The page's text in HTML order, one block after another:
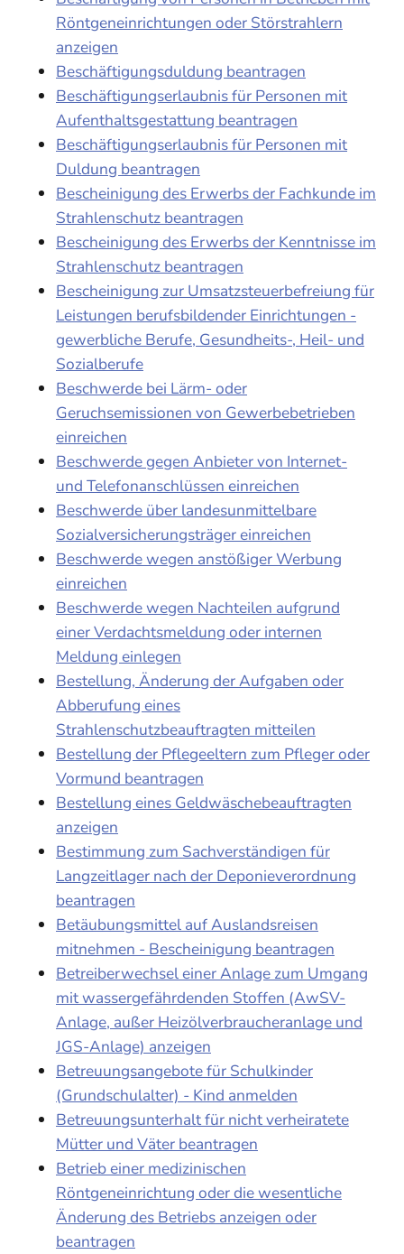
Röntgeneinrichtungen oder Störstrahlern
anzeigen
Beschäftigungsduldung beantragen
Beschäftigungserlaubnis für Personen mit
Aufenthaltsgestattung beantragen
Beschäftigungserlaubnis für Personen mit
Duldung beantragen
Bescheinigung des Erwerbs der Fachkunde im
Strahlenschutz beantragen
Bescheinigung des Erwerbs der Kenntnisse im
Strahlenschutz beantragen
Bescheinigung zur Umsatzsteuerbefreiung für
Leistungen berufsbildender Einrichtungen -
gewerbliche Berufe, Gesundheits-, Heil- und
Sozialberufe
Beschwerde bei Lärm- oder
Geruchsemissionen von Gewerbebetrieben
einreichen
Beschwerde gegen Anbieter von Internet-
und Telefonanschlüssen einreichen
Beschwerde über landesunmittelbare
Sozialversicherungsträger einreichen
Beschwerde wegen anstößiger Werbung
einreichen
Beschwerde wegen Nachteilen aufgrund
einer Verdachtsmeldung oder internen
Meldung einlegen
Bestellung, Änderung der Aufgaben oder
Abberufung eines
Strahlenschutzbeauftragten mitteilen
Bestellung der Pflegeeltern zum Pfleger oder
Vormund beantragen
Bestellung eines Geldwäschebeauftragten
anzeigen
Bestimmung zum Sachverständigen für
Langzeitlager nach der Deponieverordnung
beantragen
Betäubungsmittel auf Auslandsreisen
mitnehmen - Bescheinigung beantragen
Betreiberwechsel einer Anlage zum Umgang
mit wassergefährdenden Stoffen (AwSV-
Anlage, außer Heizölverbraucheranlage und
JGS-Anlage) anzeigen
Betreuungsangebote für Schulkinder
(Grundschulalter) - Kind anmelden
Betreuungsunterhalt für nicht verheiratete
Mütter und Väter beantragen
Betrieb einer medizinischen
Röntgeneinrichtung oder die wesentliche
Änderung des Betriebs anzeigen oder
beantragen